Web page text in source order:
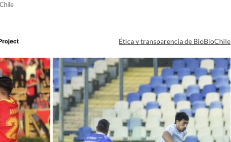
Ética y transparencia de BioBioChile